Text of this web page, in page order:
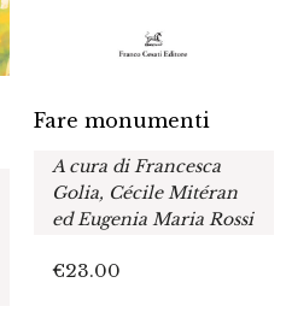
Fare monumenti
A cura di Francesca
Golia, Cécile Mitéran
ed Eugenia Maria Rossi
€23.00